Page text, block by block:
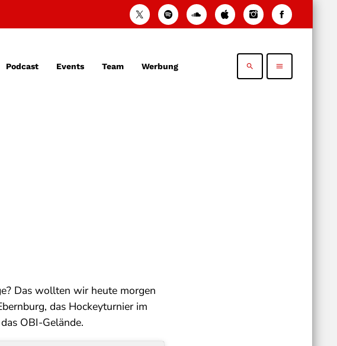
Podcast Events Team Werbung search menu
Das wollten wir heute morgen
das Hockeyturnier im
OBI-Gelände.